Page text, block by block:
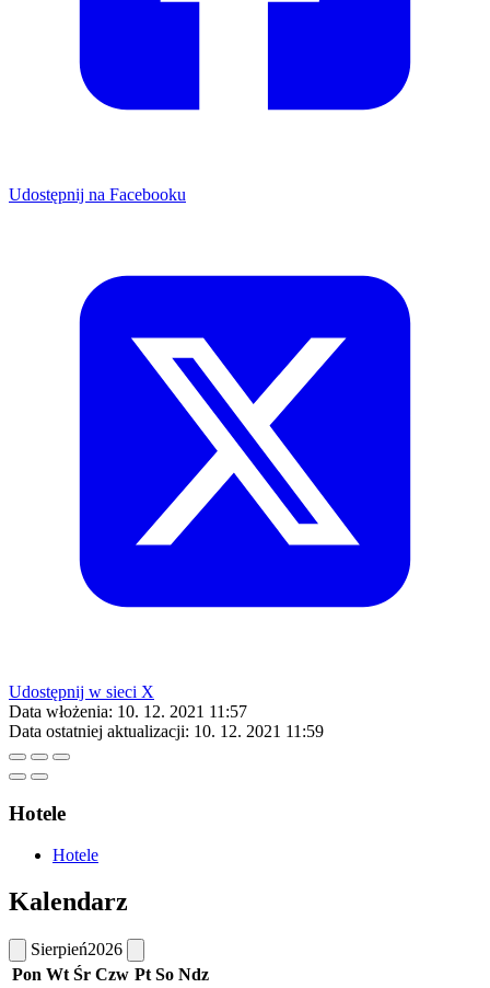
Udostępnij na Facebooku
Udostępnij w sieci X
Data włożenia: 10. 12. 2021 11:57
Data ostatniej aktualizacji: 10. 12. 2021 11:59
Hotele
Hotele
Kalendarz
Sierpień2026
Pon Wt Śr Czw Pt So Ndz